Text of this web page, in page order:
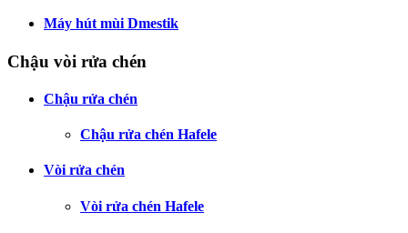
Máy hút mùi Dmestik
Chậu vòi rửa chén
Chậu rửa chén
Chậu rửa chén Hafele
Vòi rửa chén
Vòi rửa chén Hafele